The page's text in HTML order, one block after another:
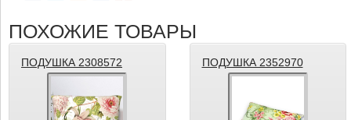
ПОХОЖИЕ ТОВАРЫ
ПОДУШКА 2308572 ПОДУШКА 2352970